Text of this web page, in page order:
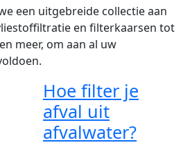
een uitgebreide collectie aan
en filterkaarsen tot
meer, om aan al uw
Hoe filter je
afval uit
afvalwater?